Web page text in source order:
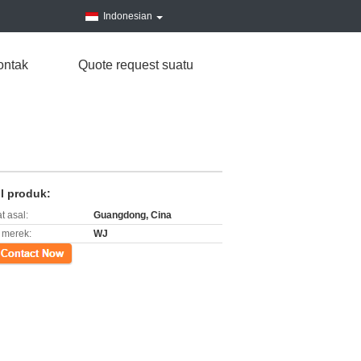
Indonesian
Quote request suatu
produk:
asal:
Guangdong, Cina
WJ